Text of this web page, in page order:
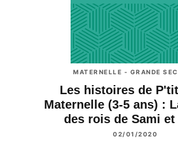
MATERNELLE - GRANDE
Les histoires de
Maternelle (3-5 ans) :
des rois de Sami
02/01/2020